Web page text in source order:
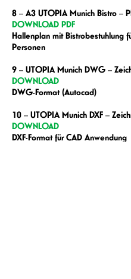
8 – A3 UTOPIA Munich Bistro –
DOWNLOAD PDF
Hallenplan mit Bistrobestuhlung
Personen
9 – UTOPIA Munich DWG –
DOWNLOAD
DWG-Format (Autocad)
10 – UTOPIA Munich DXF –
DOWNLOAD
DXF-Format für CAD Anwendung